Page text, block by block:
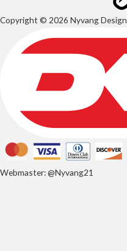
Copyright © 2026 Nyvang Design
Webmaster: @Nyvang21